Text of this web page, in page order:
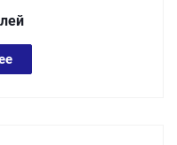
лей